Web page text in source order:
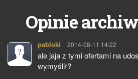
Opinie
pabloki pisze:
2014-08-11 14:22
ale jaja z tymi ofertami na
wymyślił?